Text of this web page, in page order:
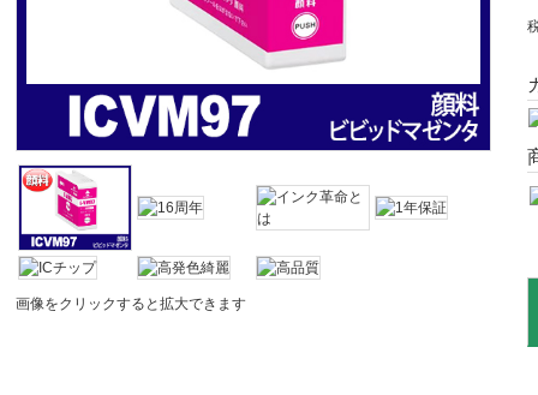
画像をクリックすると拡大できます